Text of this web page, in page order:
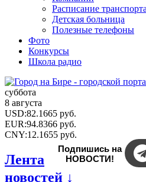
Расписание транспорта
Детская больница
Полезные телефоны
Фото
Конкурсы
Школа радио
суббота
8 августа
USD:82.1665 руб.
EUR:94.8366 руб.
CNY:12.1655 руб.
Подпишись на
НОВОСТИ!
Лента
новостей ↓